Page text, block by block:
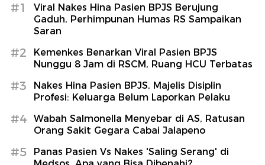
#1
Viral Nakes Hina Pasien BPJS Berujung
Gaduh, Perhimpunan Humas RS Sampaikan
Saran
#2
Kemenkes Benarkan Viral Pasien BPJS
Nunggu 8 Jam di RSCM, Ruang HCU Terbatas
#3
Nakes Hina Pasien BPJS, Majelis Disiplin
Profesi: Keluarga Belum Laporkan Pelaku
#4
Wabah Salmonella Menyebar di AS, Ratusan
Orang Sakit Gegara Cabai Jalapeno
#5
Panas Pasien Vs Nakes 'Saling Serang' di